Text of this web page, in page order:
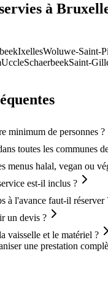
à
IxellesWoluwe-Saint-
UccleSchaerbeekSaint-
minimum de personnes ?
toutes les communes
menus halal, vegan ou
est-il inclus ?
à l'avance faut-il réserver
un devis ?
vaisselle et le matériel ?
une prestation